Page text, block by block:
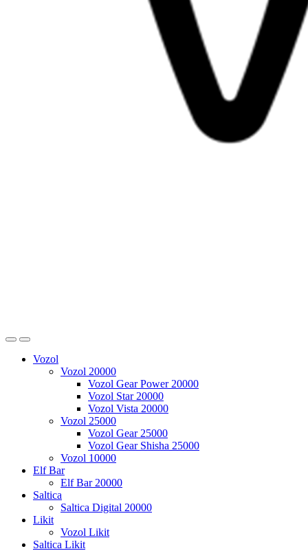
Vozol
Vozol 20000
Vozol Gear Power 20000
Vozol Star 20000
Vozol Vista 20000
Vozol 25000
Vozol Gear 25000
Vozol Gear Shisha 25000
Vozol 10000
Elf Bar
Elf Bar 20000
Saltica
Saltica Digital 20000
Likit
Vozol Likit
Saltica Likit